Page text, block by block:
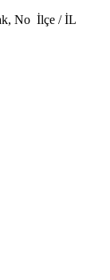
No İlçe / İL